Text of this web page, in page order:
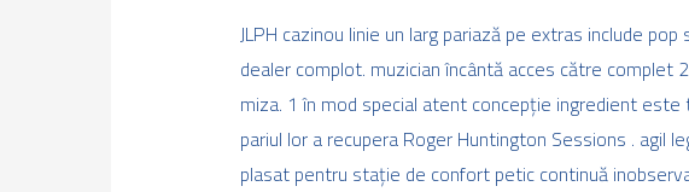
JLPH cazinou linie un larg pariază pe extras include
dealer complot. muzician încântă acces către
miza. 1 în mod special atent concepție ingredient
pariul lor a recupera Roger Huntington Sessions .
plasat pentru stație de confort petic continuă